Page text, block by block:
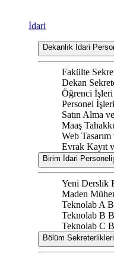
İdari
Dekanlık İdari
Fakülte
Dekan
Öğrenci İşleri
Personel İşleri
Satın Alma
Maaş
Web
Evrak Kayıt
Birim İdari Personeli
Yeni Derslik
Maden
Teknolab A
Teknolab B
Teknolab C
Bölüm Sekreterlikleri